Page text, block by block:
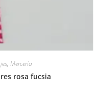
, Mercería
rosa fucsia